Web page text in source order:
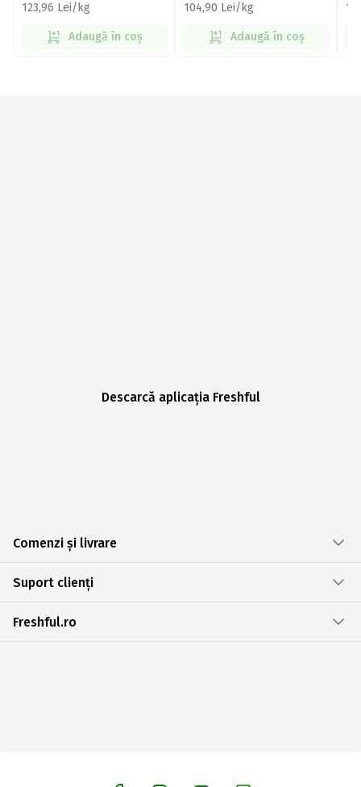
123,96 Lei/kg
Adaugă în coș
104,90 Lei/kg
Adaugă în coș
Descarcă aplicația Freshful
Comenzi și livrare
Suport clienți
Freshful.ro